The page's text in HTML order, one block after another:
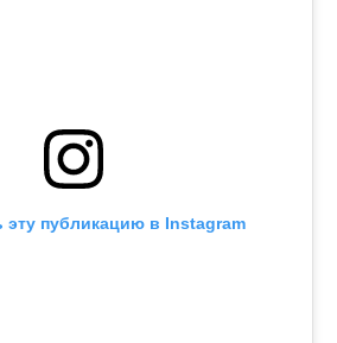
эту публикацию в Instagram